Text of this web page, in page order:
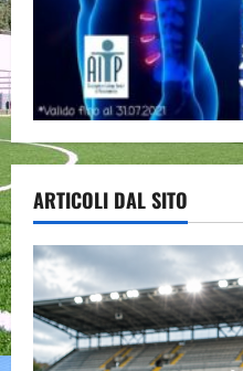
ARTICOLI DAL SITO